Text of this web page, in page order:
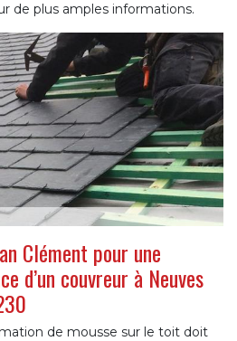
de plus amples informations.
Clément pour une
d’un couvreur à Neuves
de mousse sur le toit doit